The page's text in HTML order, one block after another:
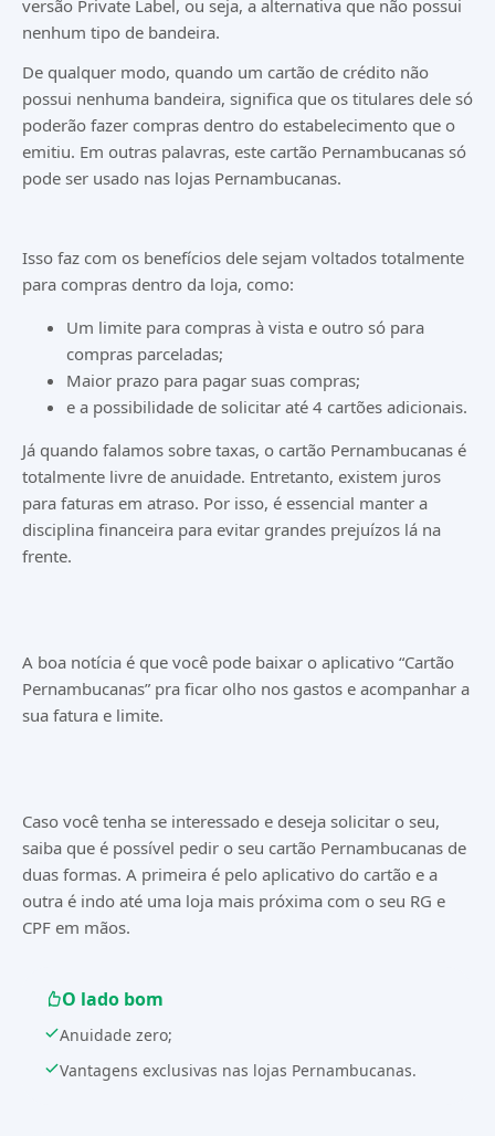
versão Private Label, ou seja, a alternativa que não possui
nenhum tipo de bandeira.
De qualquer modo, quando um cartão de crédito não
possui nenhuma bandeira, significa que os titulares dele só
poderão fazer compras dentro do estabelecimento que o
emitiu. Em outras palavras, este cartão Pernambucanas só
pode ser usado nas lojas Pernambucanas.
Isso faz com os benefícios dele sejam voltados totalmente
para compras dentro da loja, como:
Um limite para compras à vista e outro só para
compras parceladas;
Maior prazo para pagar suas compras;
e a possibilidade de solicitar até 4 cartões adicionais.
Já quando falamos sobre taxas, o cartão Pernambucanas é
totalmente livre de anuidade. Entretanto, existem juros
para faturas em atraso. Por isso, é essencial manter a
disciplina financeira para evitar grandes prejuízos lá na
frente.
A boa notícia é que você pode baixar o aplicativo “Cartão
Pernambucanas” pra ficar olho nos gastos e acompanhar a
sua fatura e limite.
Caso você tenha se interessado e deseja solicitar o seu,
saiba que é possível pedir o seu cartão Pernambucanas de
duas formas. A primeira é pelo aplicativo do cartão e a
outra é indo até uma loja mais próxima com o seu RG e
CPF em mãos.
O lado bom
Anuidade zero;
Vantagens exclusivas nas lojas Pernambucanas.